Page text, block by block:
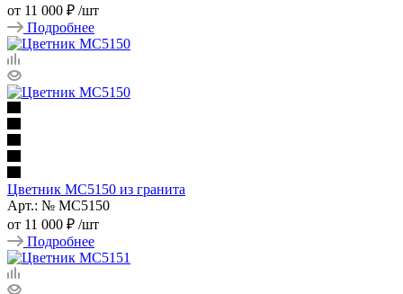
от 11 000 ₽ /шт
Подробнее
Цветник МС5150 из гранита
Арт.: № МС5150
от 11 000 ₽ /шт
Подробнее